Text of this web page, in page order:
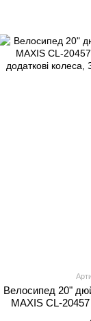
Велосипед 20"
MAXIS CL-20457